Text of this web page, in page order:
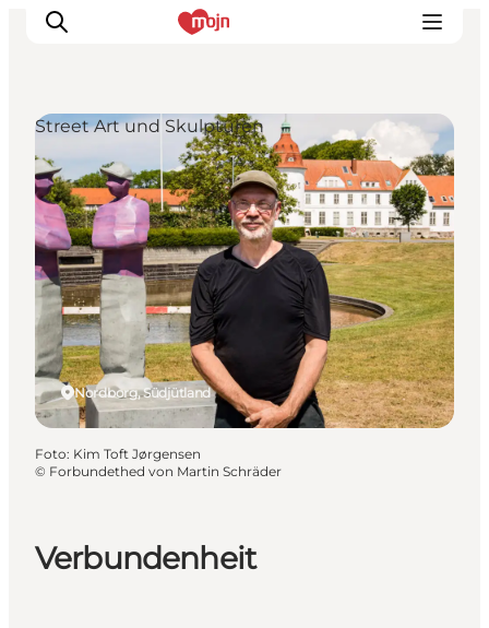
Erlebnisse
Städte und Regionen
Events
Übernachtung
Plane deine Reise
Booking
Verbundenheit
Nordborg, Südjütland
Street Art und Skulpturen
Foto: Kim Toft Jørgensen
© Forbundethed von Martin Schräder